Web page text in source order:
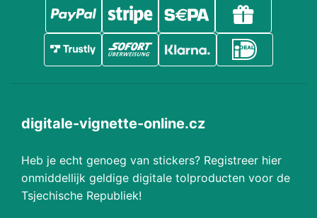
digitale-vignette-online.cz
Heb je echt genoeg van stickers? Registreer hier
onmiddellijk geldige digitale tolproducten voor de
Tsjechische Republiek!